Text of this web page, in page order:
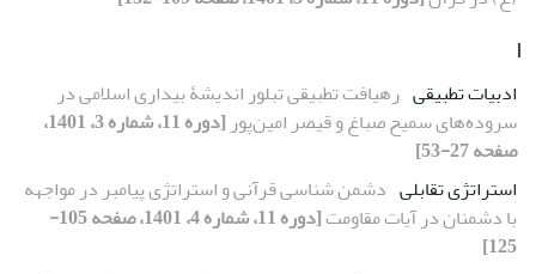
ا
ادبیات تطبیقی رهیافت تطبیقی تبلور اندیشۀ بیداری اسلامی در
سروده‌های سمیح صباغ و قیصر امین‌پور
[دوره 11، شماره 3، 1401،
صفحه 27-53]
استراتژی تقابلی دشمن شناسی قرآنی و استراتژی پیامبر در مواجهه
با دشمنان در آیات مقاومت
[دوره 11، شماره 4، 1401، صفحه 105-
125]